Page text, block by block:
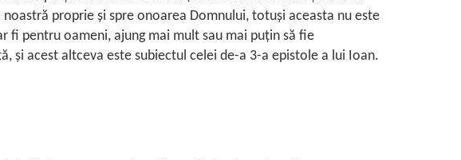
proprie şi spre onoarea Domnului, totuşi aceasta nu este
pentru oameni, ajung mai mult sau mai puţin să fie
şi acest altceva este subiectul celei de-a 3-a epistole a lui Ioan.